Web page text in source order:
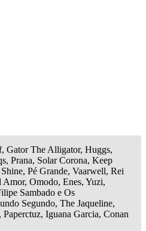
Gator The Alligator, Huggs,
Prana, Solar Corona, Keep
Pé Grande, Vaarwell, Rei
Omodo, Enes, Yuzi,
Sambado e Os
Segundo, The Jaqueline,
Iguana Garcia, Conan